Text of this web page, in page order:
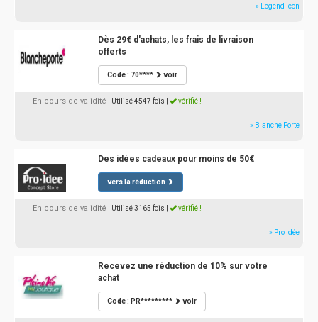
» Legend Icon
Dès 29€ d'achats, les frais de livraison
offerts
Code : 70**** voir
En cours de validité | Utilisé 4547 fois vérifié !
» Blanche Porte
Des idées cadeaux pour moins de 50€
vers la réduction
En cours de validité | Utilisé 3165 fois vérifié !
» Pro Idée
Recevez une réduction de 10% sur votre
achat
Code : PR********* voir